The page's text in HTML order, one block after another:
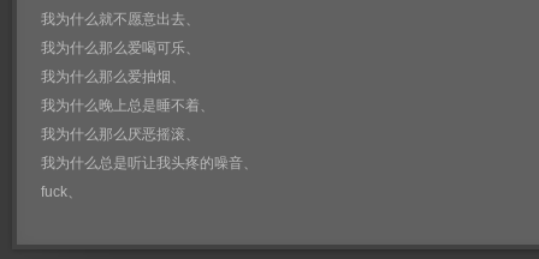
我为什么就不愿意出去、
我为什么那么爱喝可乐、
我为什么那么爱抽烟、
我为什么晚上总是睡不着、
我为什么那么厌恶摇滚、
我为什么总是听让我头疼的噪音、
fuck、